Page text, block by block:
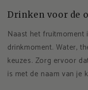
Drinken voor de
Naast het
drinkmoment. Water,
keuzes. Zorg ervoor
is met de naam van je